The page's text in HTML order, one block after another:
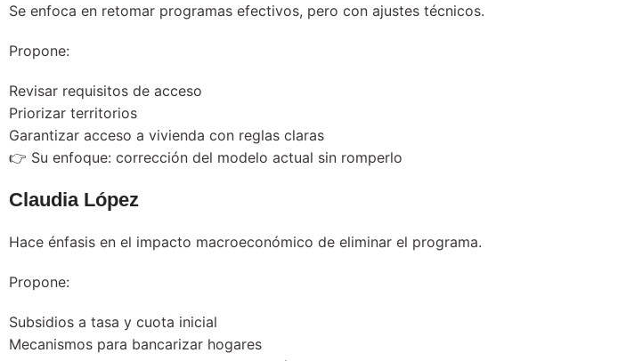
Se enfoca en retomar programas efectivos, pero con ajustes técnicos.
Propone:
Revisar requisitos de acceso
Priorizar territorios
Garantizar acceso a vivienda con reglas claras
👉 Su enfoque: corrección del modelo actual sin romperlo
Claudia López
Hace énfasis en el impacto macroeconómico de eliminar el programa.
Propone:
Subsidios a tasa y cuota inicial
Mecanismos para bancarizar hogares